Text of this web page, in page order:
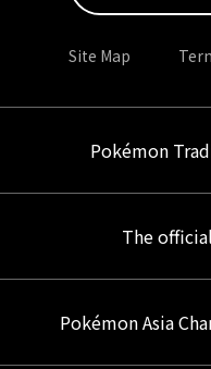
Site Map
Pokémon
The
Pokémon Asia